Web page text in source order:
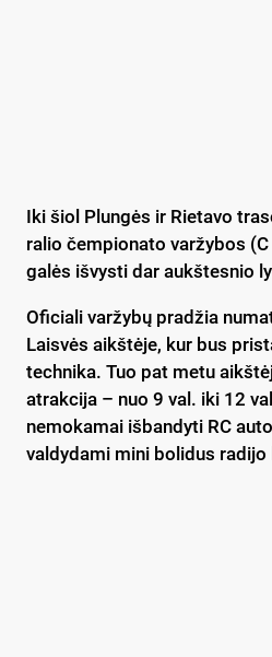
Iki šiol Plungės ir Rietavo
ralio čempionato varžybos
galės išvysti dar aukštesnio
Oficiali varžybų pradžia
Laisvės aikštėje, kur bus
technika. Tuo pat metu
atrakcija – nuo 9 val. iki 12
nemokamai išbandyti RC
valdydami mini bolidus radijo